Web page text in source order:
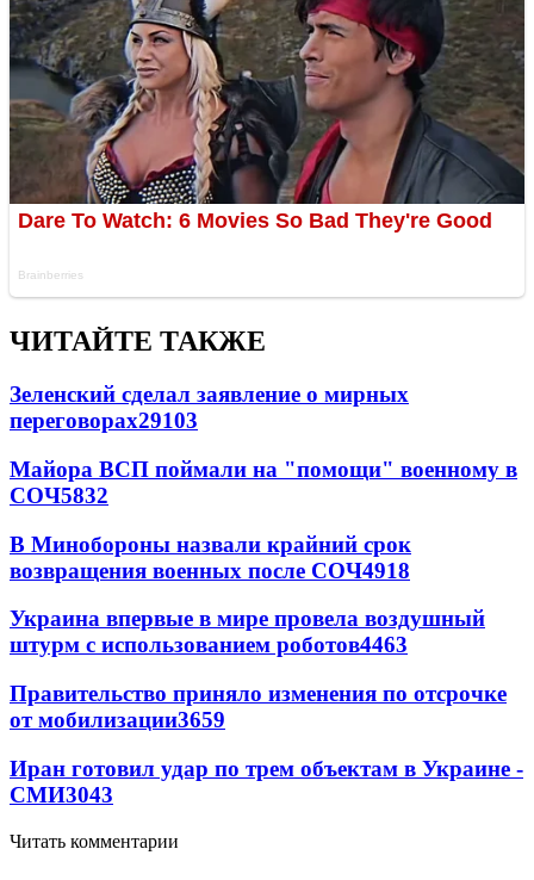
ЧИТАЙТЕ ТАКЖЕ
Зеленский сделал заявление о мирных
переговорах29103
Майора ВСП поймали на "помощи" военному в
СОЧ5832
В Минобороны назвали крайний срок
возвращения военных после СОЧ4918
Украина впервые в мире провела воздушный
штурм с использованием роботов4463
Правительство приняло изменения по отсрочке
от мобилизации3659
Иран готовил удар по трем объектам в Украине -
СМИ3043
Читать комментарии